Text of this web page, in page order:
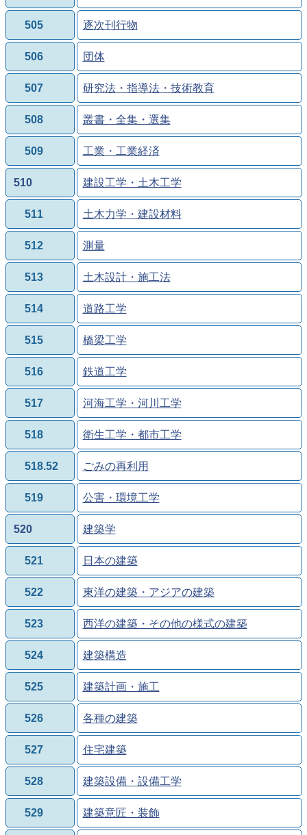
505 逐次刊行物
506 団体
507 研究法・指導法・技術教育
508 叢書・全集・選集
509 工業・工業経済
510 建設工学・土木工学
511 土木力学・建設材料
512 測量
513 土木設計・施工法
514 道路工学
515 橋梁工学
516 鉄道工学
517 河海工学・河川工学
518 衛生工学・都市工学
518.52 ごみの再利用
519 公害・環境工学
520 建築学
521 日本の建築
522 東洋の建築・アジアの建築
523 西洋の建築・その他の様式の建築
524 建築構造
525 建築計画・施工
526 各種の建築
527 住宅建築
528 建築設備・設備工学
529 建築意匠・装飾